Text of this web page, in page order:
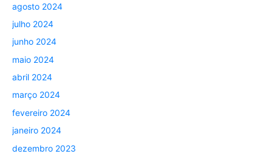
agosto 2024
julho 2024
junho 2024
maio 2024
abril 2024
março 2024
fevereiro 2024
janeiro 2024
dezembro 2023